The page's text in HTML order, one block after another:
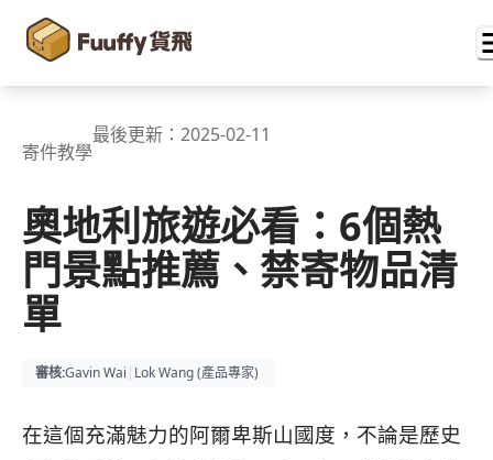
寄件教學
最後更新： 2025-02-11
奧地利旅遊必看：6個熱
門景點推薦、禁寄物品清
單
審核:Gavin Wai | Lok Wang (產品專家)
在這個充滿魅力的阿爾卑斯山國度，不論是歷史